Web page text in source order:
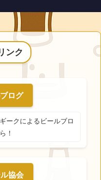
ンク
ログ
ークによるビールブロ
！
協会